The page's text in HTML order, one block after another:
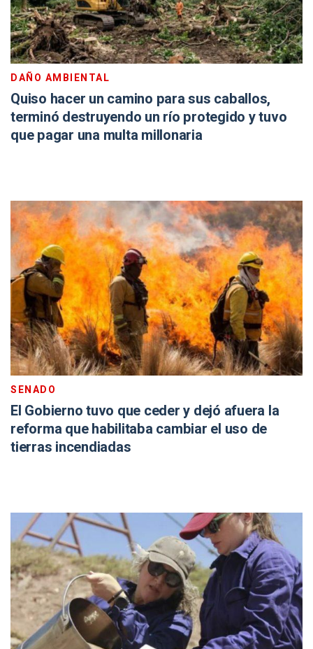
DAÑO AMBIENTAL
Quiso hacer un camino para sus caballos,
terminó destruyendo un río protegido y tuvo
que pagar una multa millonaria
SENADO
El Gobierno tuvo que ceder y dejó afuera la
reforma que habilitaba cambiar el uso de
tierras incendiadas